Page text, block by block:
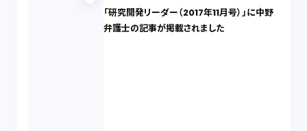
「研究開発リーダー（2017年11月号）」に中野
弁護士の記事が掲載されました